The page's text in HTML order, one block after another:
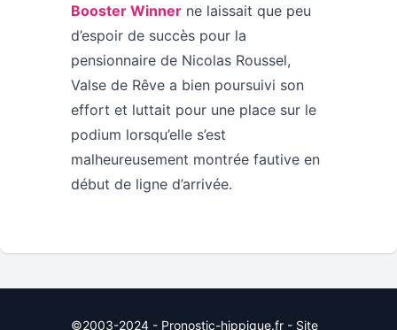
Booster Winner ne laissait que peu
d’espoir de succès pour la
pensionnaire de Nicolas Roussel,
Valse de Rêve a bien poursuivi son
effort et luttait pour une place sur le
podium lorsqu’elle s’est
malheureusement montrée fautive en
début de ligne d’arrivée.
©2003-2024 - Pronostic-hippique.fr - Site